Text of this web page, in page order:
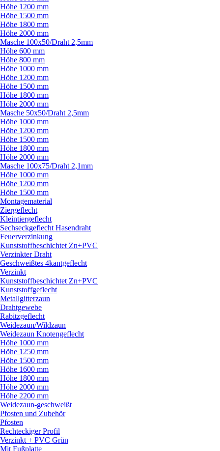
Höhe 1200 mm
Höhe 1500 mm
Höhe 1800 mm
Höhe 2000 mm
Masche 100x50/Draht 2,5mm
Höhe 600 mm
Höhe 800 mm
Höhe 1000 mm
Höhe 1200 mm
Höhe 1500 mm
Höhe 1800 mm
Höhe 2000 mm
Masche 50x50/Draht 2,5mm
Höhe 1000 mm
Höhe 1200 mm
Höhe 1500 mm
Höhe 1800 mm
Höhe 2000 mm
Masche 100x75/Draht 2,1mm
Höhe 1000 mm
Höhe 1200 mm
Höhe 1500 mm
Montagematerial
Ziergeflecht
Kleintiergeflecht
Sechseckgeflecht Hasendraht
Feuerverzinkung
Kunststoffbeschichtet Zn+PVC
Verzinkter Draht
Geschweißtes 4kantgeflecht
Verzinkt
Kunststoffbeschichtet Zn+PVC
Kunststoffgeflecht
Metallgitterzaun
Drahtgewebe
Rabitzgeflecht
Weidezaun/Wildzaun
Weidezaun Knotengeflecht
Höhe 1000 mm
Höhe 1250 mm
Höhe 1500 mm
Höhe 1600 mm
Höhe 1800 mm
Höhe 2000 mm
Höhe 2200 mm
Weidezaun-geschweißt
Pfosten und Zubehör
Pfosten
Rechteckiger Profil
Verzinkt + PVC Grün
Mit Fußplatte